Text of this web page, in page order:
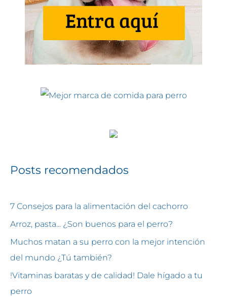
Posts recomendados
7 Consejos para la alimentación del cachorro
Arroz, pasta... ¿Son buenos para el perro?
Muchos matan a su perro con la mejor intención
del mundo ¿Tú también?
!Vitaminas baratas y de calidad! Dale hígado a tu
perro